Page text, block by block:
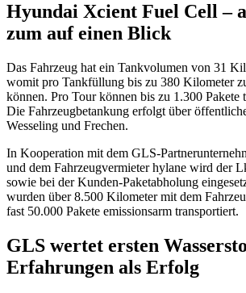
Hyundai Xcient Fuel Cell –
zum auf einen Blick
Das Fahrzeug hat ein Tankvolumen von 31
womit pro Tankfüllung bis zu 380 Kilometer
können. Pro Tour können bis zu 1.300 Pakete
Die Fahrzeugbetankung erfolgt über
Wesseling und Frechen.
In Kooperation mit dem GLS-
und dem Fahrzeugvermieter hylane wird der
sowie bei der Kunden-Paketabholung
wurden über 8.500 Kilometer mit dem
fast 50.000 Pakete emissionsarm transportiert.
GLS wertet ersten
Erfahrungen als Erfolg